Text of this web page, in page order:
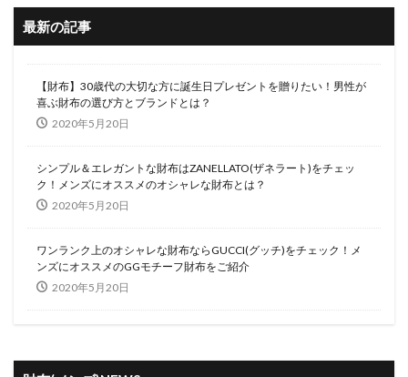
最新の記事
【財布】30歳代の大切な方に誕生日プレゼントを贈りたい！男性が
喜ぶ財布の選び方とブランドとは？
2020年5月20日
シンプル＆エレガントな財布はZANELLATO(ザネラート)をチェッ
ク！メンズにオススメのオシャレな財布とは？
2020年5月20日
ワンランク上のオシャレな財布ならGUCCI(グッチ)をチェック！メ
ンズにオススメのGGモチーフ財布をご紹介
2020年5月20日